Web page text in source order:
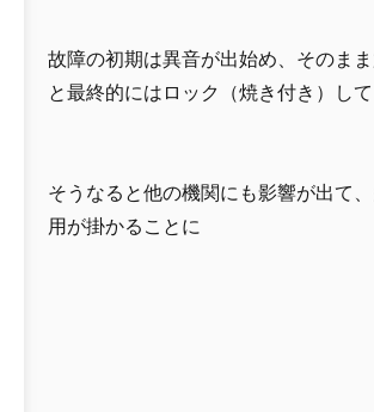
故障の初期は異音が出始め、そのま
と最終的にはロック（焼き付き）し
そうなると他の機関にも影響が出て
用が掛かることに